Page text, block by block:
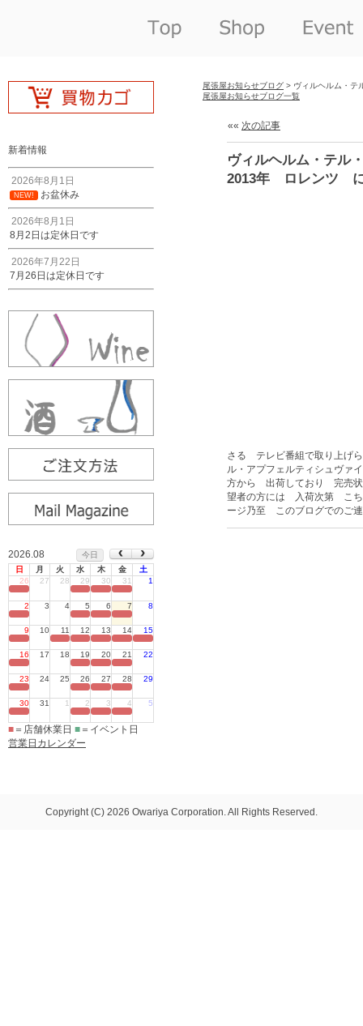
新着情報
2026年8月1日
NEW! お盆休み
2026年8月1日
8月2日は定休日です
2026年7月22日
7月26日は定休日です
2026.08
今日
日
月 火 水 木 金
土
26
27 28 29 30 31 1
2 3 4 5 6 7 8
9 10 11 12 13 14 15
16 17 18 19 20 21 22
23 24 25 26 27 28 29
30 31 1 2 3 4 5
■ ＝店舗休業日 ■ ＝イベント日
営業日カレンダー
尾張屋お知らせブログ > ヴィルヘルム・
尾張屋お知らせブログ一覧
«« 次の記事
ヴィルヘルム・テル
2013年 ロレンツ
さる テレビ番組で取り上げ
ル・アプフェルティシュヴ
方から 出荷しており 完売状
望者の方には 入荷次第 こ
ージ乃至 このブログでのご
Copyright (C) 2026 Owariya Corporation. All Rights Reserved.